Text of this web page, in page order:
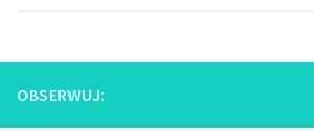
OBSERWUJ: